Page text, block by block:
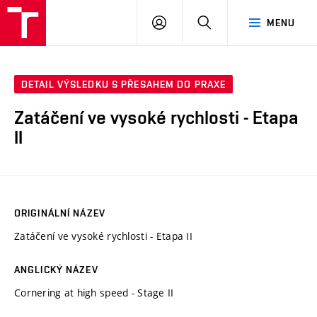
MENU
PŘIHLÁSIT
DETAIL VÝSLEDKU S PŘESAHEM DO PRAXE
Zatáčení ve vysoké rychlosti - Etapa
II
ORIGINÁLNÍ NÁZEV
Zatáčení ve vysoké rychlosti - Etapa II
ANGLICKÝ NÁZEV
Cornering at high speed - Stage II